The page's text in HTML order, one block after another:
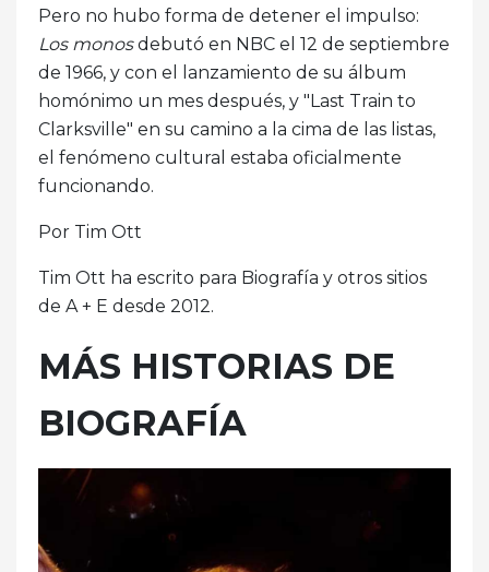
Pero no hubo forma de detener el impulso:
Los monosdebutó en NBC el 12 de septiembre
de 1966, y con el lanzamiento de su álbum
homónimo un mes después, y "Last Train to
Clarksville" en su camino a la cima de las listas,
el fenómeno cultural estaba oficialmente
funcionando.
Por Tim Ott
Tim Ott ha escrito para Biografía y otros sitios
de A + E desde 2012.
MÁS HISTORIAS DE
BIOGRAFÍA